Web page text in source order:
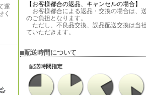
運
く
【お客様都合の返品、キャンセルの場合】
お客様都合による返品・交換の場合は、
のご負担となります。
ただし、不良品交換、誤品配送交換は当
ていただきます。
■配送時間について